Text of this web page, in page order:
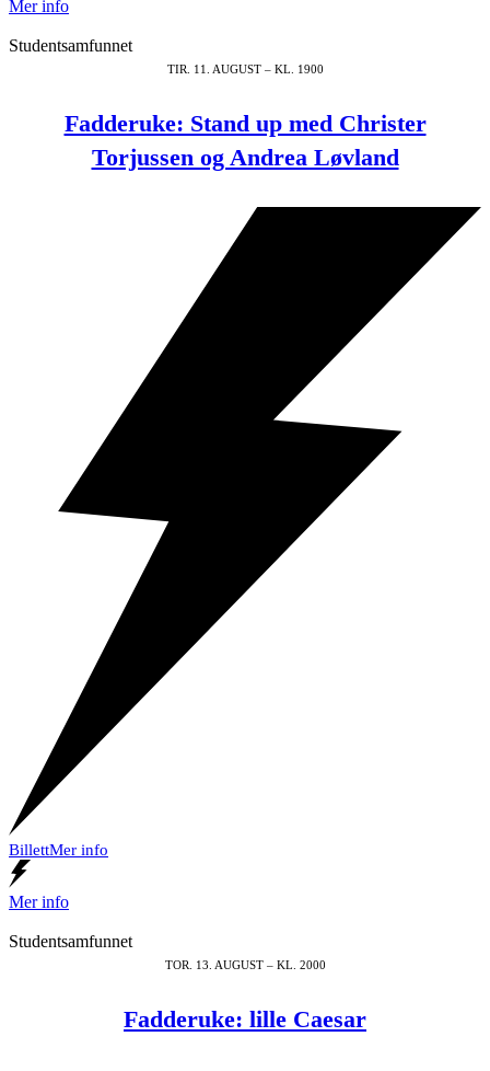
Mer info
Studentsamfunnet
TIR. 11. AUGUST – KL. 1900
Fadderuke: Stand up med Christer
Torjussen og Andrea Løvland
BillettMer info
Mer info
Studentsamfunnet
TOR. 13. AUGUST – KL. 2000
Fadderuke: lille Caesar